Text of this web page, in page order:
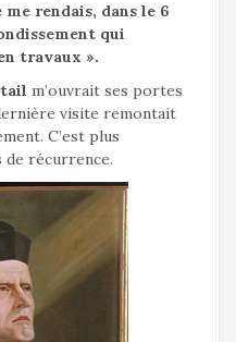
rendais, dans le 6
qui
travaux ».
m’ouvrait ses portes
visite remontait
C’est plus
de récurrence.